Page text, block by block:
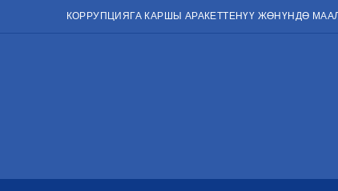
КОРРУПЦИЯГА КАРШЫ АРАКЕТТЕНҮҮ ЖӨНҮНДӨ